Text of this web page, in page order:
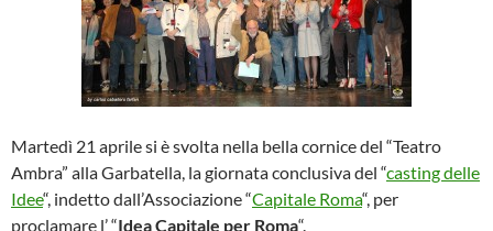
Martedì 21 aprile si è svolta nella bella cornice del “Teatro
Ambra” alla Garbatella, la giornata conclusiva del “casting delle
Idee“, indetto dall’Associazione “Capitale Roma“, per
proclamare l’ “Idea Capitale per Roma“.